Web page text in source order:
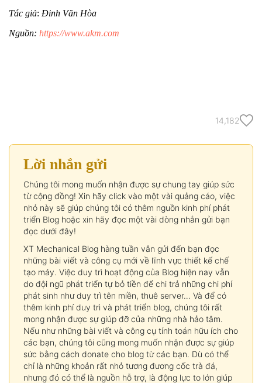
Tác giả: Đinh Văn Hòa
Nguồn: https://www.akm.com
14,182
Lời nhắn gửi
Chúng tôi mong muốn nhận được sự chung tay giúp sức
từ cộng đồng! Xin hãy click vào một vài quảng cáo, việc
nhỏ này sẽ giúp chúng tôi có thêm nguồn kinh phí phát
triển Blog hoặc xin hãy đọc một vài dòng nhắn gửi bạn
đọc dưới đây!
XT Mechanical Blog hàng tuần vẫn gửi đến bạn đọc
những bài viết và công cụ mới về lĩnh vực thiết kế chế
tạo máy. Việc duy trì hoạt động của Blog hiện nay vẫn
do đội ngũ phát triển tự bỏ tiền để chi trả những chi phí
phát sinh như duy trì tên miền, thuê server… Và để có
thêm kinh phí duy trì và phát triển blog, chúng tôi rất
mong nhận được sự giúp đỡ của những nhà hảo tâm.
Nếu như những bài viết và công cụ tính toán hữu ích cho
các bạn, chúng tôi cũng mong muốn nhận được sự giúp
sức bằng cách donate cho blog từ các bạn. Dù có thể
chỉ là những khoản rất nhỏ tương đương cốc trà đá,
nhưng đó có thể là nguồn hỗ trợ, là động lực to lớn giúp